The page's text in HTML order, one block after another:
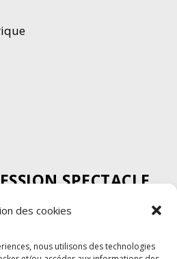
des cookies
nous utilisons des technologies
SPECTACLE